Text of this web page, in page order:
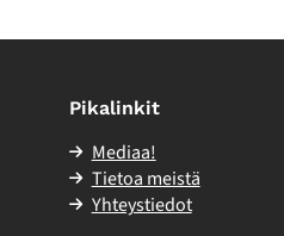
Pikalinkit
Mediaa!
Tietoa meistä
Yhteystiedot